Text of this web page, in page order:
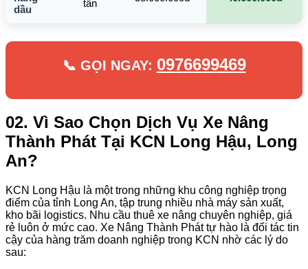
dầu
tấn
📞 GỌI NGAY: 0976699469
02. Vì Sao Chọn Dịch Vụ Xe Nâng
Thành Phát Tại KCN Long Hậu, Long
An?
KCN Long Hậu là một trong những khu công nghiệp trọng
điểm của tỉnh Long An, tập trung nhiều nhà máy sản xuất,
kho bãi logistics. Nhu cầu thuê xe nâng chuyên nghiệp, giá
rẻ luôn ở mức cao. Xe Nâng Thành Phát tự hào là đối tác tin
cậy của hàng trăm doanh nghiệp trong KCN nhờ các lý do
sau: